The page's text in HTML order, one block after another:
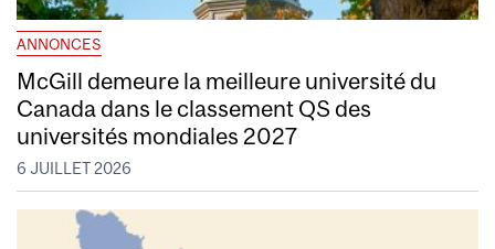
ANNONCES
McGill demeure la meilleure université du
Canada dans le classement QS des
universités mondiales 2027
6 JUILLET 2026